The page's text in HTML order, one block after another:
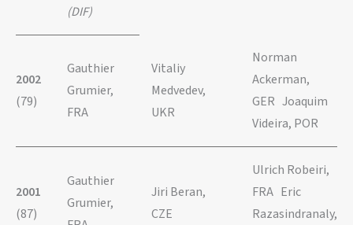
(DIF)
2002
(79)
Gauthier
Grumier,
FRA
Vitaliy
Medvedev,
UKR
Norman
Ackerman,
GER Joaquim
Videira, POR
2001
(87)
Gauthier
Grumier,
Jiri Beran,
CZE
Ulrich Robeiri,
FRA Eric
Razasindranaly,